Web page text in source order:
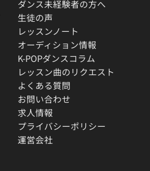
ダンス未経験者の方へ
生徒の声
レッスンノート
オーディション情報
K-POPダンスコラム
レッスン曲のリクエスト
よくある質問
お問い合わせ
求人情報
プライバシーポリシー
運営会社